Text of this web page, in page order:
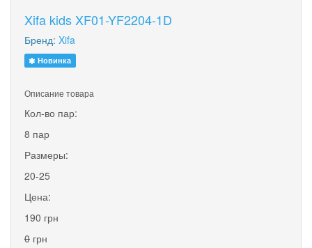
Xifa kids XF01-YF2204-1D
Бренд: Xifa
Новинка
Описание товара
Кол-во пар:
8 пар
Размеры:
20-25
Цена:
190 грн
0 грн